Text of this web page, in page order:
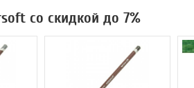
со скидкой до 7%